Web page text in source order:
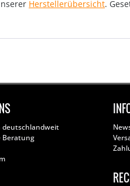
Herstellerübersicht.
deutschlandweit
Beratung